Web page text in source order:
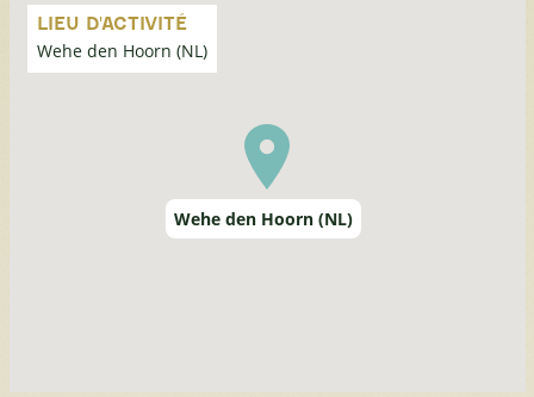
LIEU D'ACTIVITÉ
Wehe den Hoorn (NL)
carte
Wehe den Hoorn (NL)